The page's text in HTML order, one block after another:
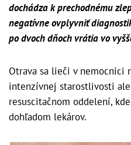
dochádza k prechodnému
negatívne ovplyvniť
po dvoch dňoch vrátia vo
Otrava sa lieči v nemocnici
intenzívnej starostlivosti
resuscitačnom oddelení,
dohľadom lekárov.